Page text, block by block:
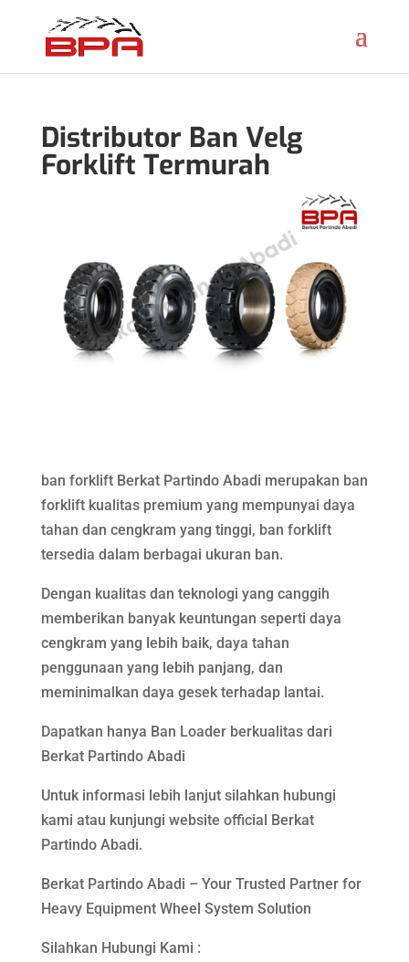
Distributor Ban Velg
Forklift Termurah
ban forklift Berkat Partindo Abadi merupakan ban
forklift kualitas premium yang mempunyai daya
tahan dan cengkram yang tinggi, ban forklift
tersedia dalam berbagai ukuran ban.
Dengan kualitas dan teknologi yang canggih
memberikan banyak keuntungan seperti daya
cengkram yang lebih baik, daya tahan
penggunaan yang lebih panjang, dan
meminimalkan daya gesek terhadap lantai.
Dapatkan hanya Ban Loader berkualitas dari
Berkat Partindo Abadi
Untuk informasi lebih lanjut silahkan hubungi
kami atau kunjungi website official Berkat
Partindo Abadi.
Berkat Partindo Abadi – Your Trusted Partner for
Heavy Equipment Wheel System Solution
Silahkan Hubungi Kami :